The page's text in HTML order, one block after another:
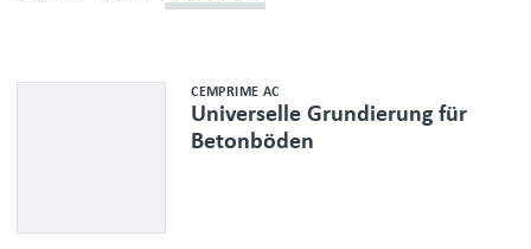
CEMPRIME AC
Universelle Grundierung für
Betonböden